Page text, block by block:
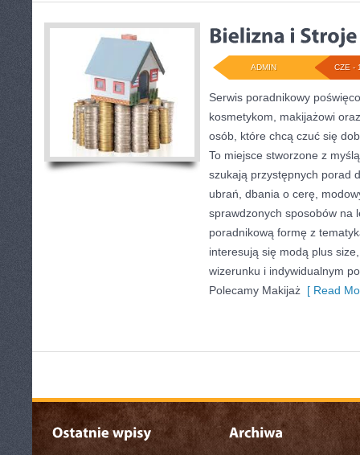
CZE -
ADMIN
Serwis poradnikowy
kosmetykom, makijażowi
osób, które chcą czuć się
To miejsce stworzone z
szukają przystępnych porad
ubrań, dbania o cerę,
sprawdzonych sposobów na
poradnikową formę z
interesują się modą plus
wizerunku i indywidualnym
Polecamy Makijaż [ Read